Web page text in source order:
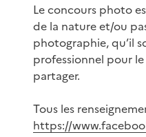
Le concours photo
de la nature et/ou
photographie, qu’il
professionnel pour
partager.
Tous les
https://